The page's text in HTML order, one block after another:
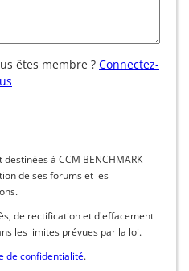
êtes membre ? Connectez-
à CCM BENCHMARK
de ses forums et les
de rectification et d'effacement
les limites prévues par la loi.
de confidentialité.